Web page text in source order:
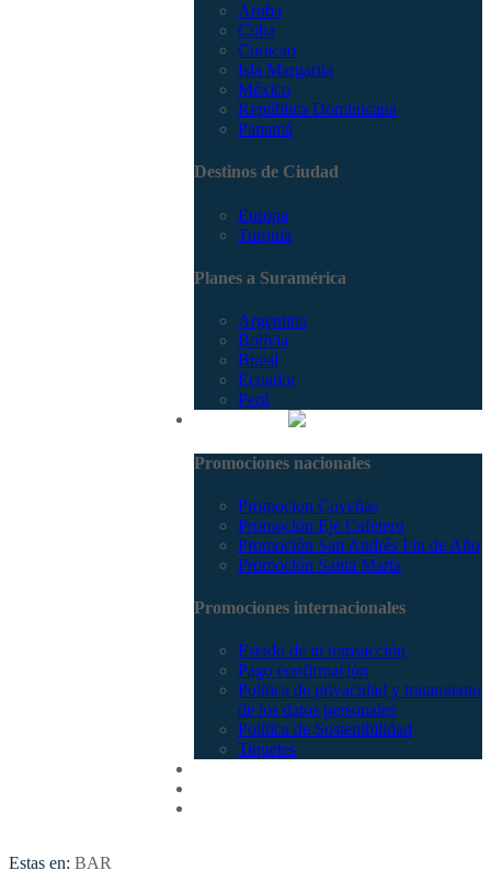
Aruba
Cuba
Curacao
Isla Margarita
México
República Dominicana
Panamá
Destinos de Ciudad
Europa
Turquía
Planes a Suramérica
Argentina
Bolivia
Brasil
Ecuador
Perú
Promociones nacionales
Promocion Coveñas
Promoción Eje Cafetero
Promoción San Andrés Fin de Año
Promoción Santa Marta
Promociones internacionales
Estado de tu transacción
Pago confirmación
Política de privacidad y tratamiento
de los datos personales
Política de Sostenibilidad
Tiquetes
Estas en: BAR